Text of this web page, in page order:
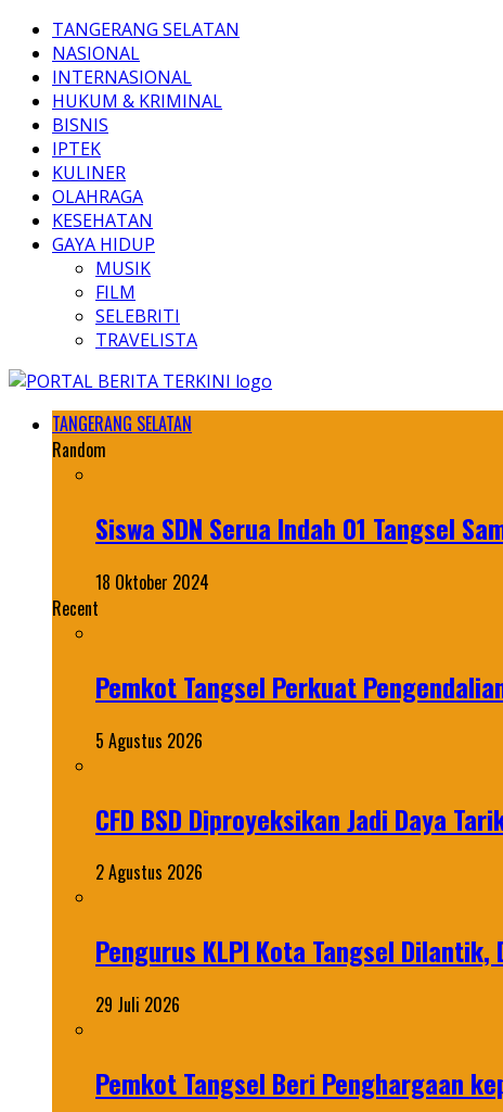
TANGERANG SELATAN
NASIONAL
INTERNASIONAL
HUKUM & KRIMINAL
BISNIS
IPTEK
KULINER
OLAHRAGA
KESEHATAN
GAYA HIDUP
MUSIK
FILM
SELEBRITI
TRAVELISTA
TANGERANG SELATAN
Random
Siswa SDN Serua Indah 01 Tangsel
18 Oktober 2024
Recent
Pemkot Tangsel Perkuat
5 Agustus 2026
CFD BSD Diproyeksikan Jadi Daya
2 Agustus 2026
Pengurus KLPI Kota Tangsel
29 Juli 2026
Pemkot Tangsel Beri Penghargaan